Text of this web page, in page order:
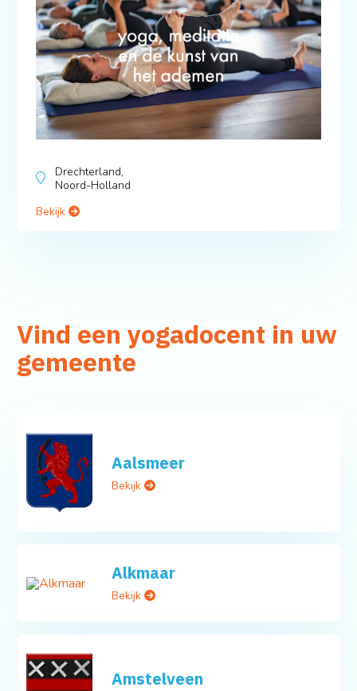
Drechterland,
Noord-Holland
Bekijk
Vind een yogadocent in uw
gemeente
Aalsmeer
Bekijk
Alkmaar
Bekijk
Amstelveen